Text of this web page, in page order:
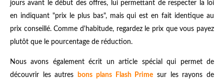
jours avant le début des offres, lui permettant de respecter la loi
en indiquant "prix le plus bas", mais qui est en fait identique au
prix conseillé. Comme d'habitude, regardez le prix que vous payez
plutôt que le pourcentage de réduction.
Nous avons également écrit un article spécial qui permet de
découvrir les autres
bons plans Flash Prime sur les rayons de